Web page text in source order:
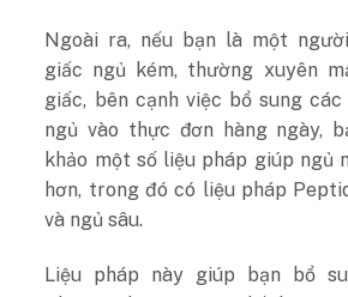
Ngoài ra, nếu bạn là một
giấc ngủ kém, thường xuyên
giấc, bên cạnh việc bổ sung
ngủ vào thực đơn hàng ngày,
khảo một số liệu pháp giúp ngủ
hơn, trong đó có liệu pháp
và ngủ sâu.
Liệu pháp này giúp bạn bổ